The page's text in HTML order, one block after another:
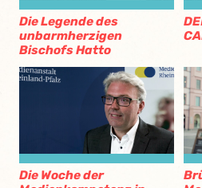
Die Legende des
unbarmherzigen
Bischofs Hatto
Die Woche der